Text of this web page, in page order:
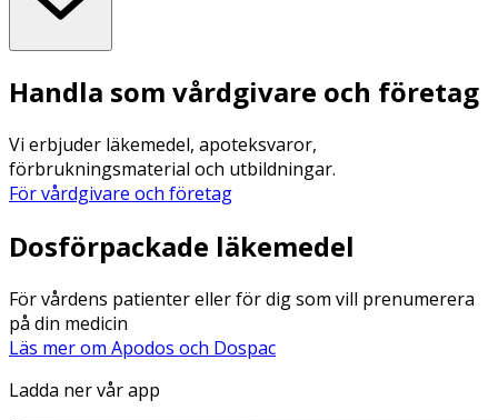
Handla som vårdgivare och företag
Vi erbjuder läkemedel, apoteksvaror,
förbrukningsmaterial och utbildningar.
För vårdgivare och företag
Dosförpackade läkemedel
För vårdens patienter eller för dig som vill prenumerera
på din medicin
Läs mer om Apodos och Dospac
Ladda ner vår app